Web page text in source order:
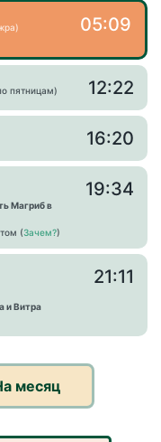
05:09
пятницам) 12:22
16:20
Магриб в
(Зачем?)
19:34
и Витра
21:11
месяц